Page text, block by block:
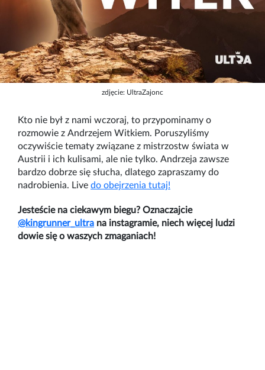
zdjęcie: UltraZajonc
Kto nie był z nami wczoraj, to przypominamy o
rozmowie z Andrzejem Witkiem. Poruszyliśmy
oczywiście tematy związane z mistrzostw świata w
Austrii i ich kulisami, ale nie tylko. Andrzeja zawsze
bardzo dobrze się słucha, dlatego zapraszamy do
nadrobienia. Live do obejrzenia tutaj!
Jesteście na ciekawym biegu? Oznaczajcie
@kingrunner_ultra na instagramie, niech więcej ludzi
dowie się o waszych zmaganiach!